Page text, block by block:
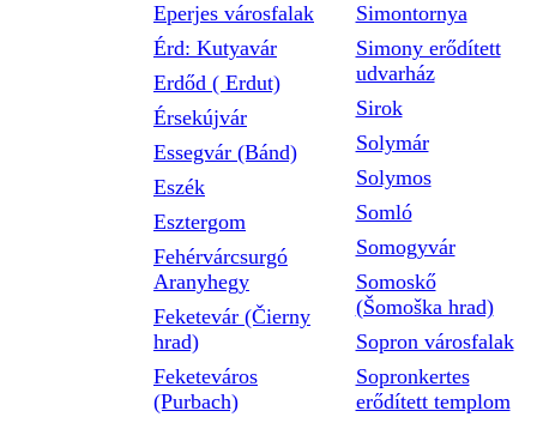
Eperjes városfalak
Érd: Kutyavár
Erdőd ( Erdut)
Érsekújvár
Essegvár (Bánd)
Eszék
Esztergom
Fehérvárcsurgó
Aranyhegy
Feketevár (Čierny
hrad)
Feketeváros
(Purbach)
Simontornya
Simony erődített
udvarház
Sirok
Solymár
Solymos
Somló
Somogyvár
Somoskő
(Šomoška hrad)
Sopron városfalak
Sopronkertes
erődített templom